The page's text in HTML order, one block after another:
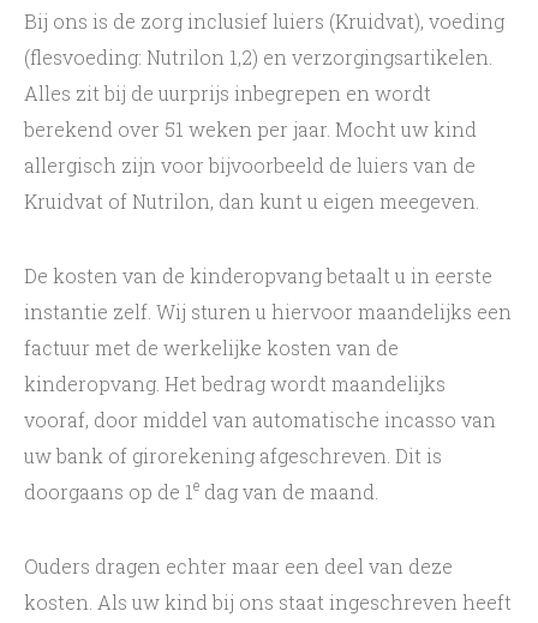
Samen met ouders
Algemene informatie
Missie en Kernwaarden
Aanmelding en plaatsing
Personeel
De directie
Kosten
Ruilen en extra dagdelen
Landelijk register kinderopvang
GGD inspectie
Vacatures
Bij ons is de zorg inclusief luiers (Kruidvat), voeding
(flesvoeding: Nutrilon 1,2) en verzorgingsartikelen.
Alles zit bij de uurprijs inbegrepen en wordt
berekend over 51 weken per jaar. Mocht uw kind
allergisch zijn voor bijvoorbeeld de luiers van de
Kruidvat of Nutrilon, dan kunt u eigen meegeven.
De kosten van de kinderopvang betaalt u in eerste
instantie zelf. Wij sturen u hiervoor maandelijks een
factuur met de werkelijke kosten van de
kinderopvang. Het bedrag wordt maandelijks
vooraf, door middel van automatische incasso van
uw bank of girorekening afgeschreven. Dit is
doorgaans op de 1e dag van de maand.
Ouders dragen echter maar een deel van deze
kosten. Als uw kind bij ons staat ingeschreven heeft